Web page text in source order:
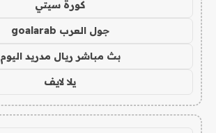
كورة سيتي
جول العرب goalarab
بث مباشر ريال مدريد اليوم
يلا لايف